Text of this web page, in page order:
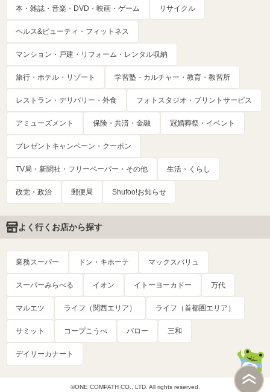
本・雑誌・音楽・DVD・映画・ゲーム リサイクル
ヘルス&ビューティ・フィットネス
マンション・戸建・リフォーム・レンタル収納
旅行・ホテル・リゾート 学習塾・カルチャー・教育・教習所
レストラン・デリバリー・外食 フォトスタジオ・プリントサービス
アミューズメント 保険・共済・金融 冠婚葬祭・イベント
プレゼントキャンペーン・クーポン
TV局・新聞社・フリーペーパー・その他 生活・くらし
政党・政治 郵便局 Shufoo!お知らせ
よく行くお店から探す
業務スーパー ドン・キホーテ マックスバリュ
スーパーみらべる イオン イトーヨーカドー 万代
マルエツ ライフ（関西エリア） ライフ（首都圏エリア）
サミット コープこうべ バロー 三和
デイリーカナート
©ONE COMPATH CO., LTD. All rights reserved.